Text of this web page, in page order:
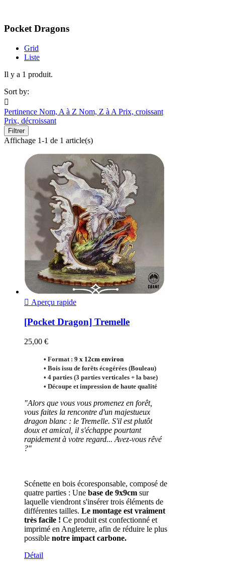
Pocket Dragons
Grid
Liste
Il y a 1 produit.
Sort by:

Pertinence Nom, A à Z Nom, Z à A Prix, croissant
Prix, décroissant
Filtrer
Affichage 1-1 de 1 article(s)
 Aperçu rapide
[Pocket Dragon] Tremelle
25,00 €
• Format : 9 x 12cm environ
• Bois issu de forêts écogérées (Bouleau)
• 4 parties (3 parties verticales + la base)
• Découpe et impression de haute qualité
"Alors que vous vous promenez en forêt,
vous faites la rencontre d'un majestueux
dragon blanc : le Tremelle. S'il est plutôt
doux et amical, il s'échappe pourtant
rapidement à votre regard... Avez-vous rêvé
?"
Scénette en bois écoresponsable, composé de
quatre parties : Une base de 9x9cm sur
laquelle viendront s'insérer trois éléments de
différentes tailles. Le montage est vraiment
très facile ! Ce produit est confectionné et
imprimé en Angleterre, afin de réduire le plus
possible notre impact carbone.
Détail